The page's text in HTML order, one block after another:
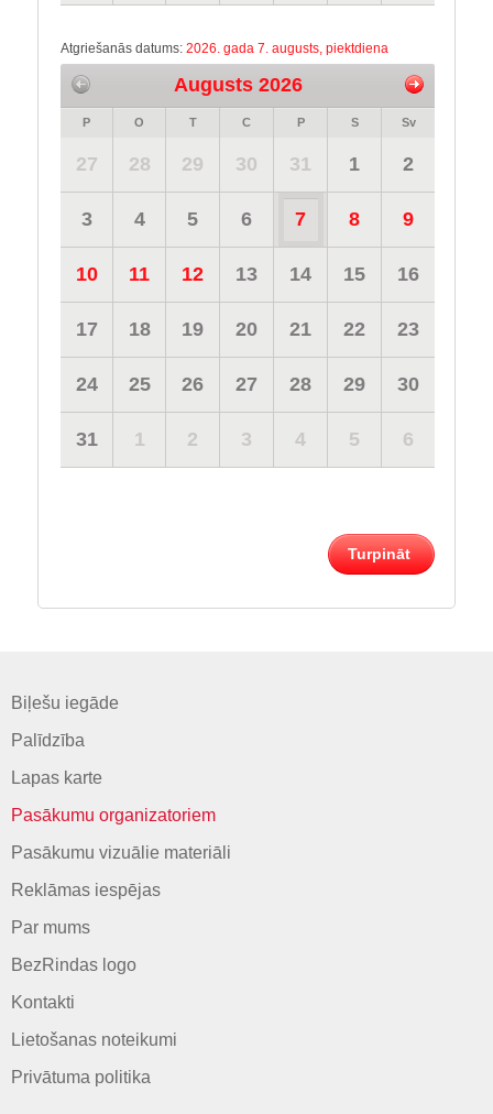
Atgriešanās datums: 2026. gada 7. augusts, piektdiena
Augusts 2026
P O T C P S Sv
27 28 29 30 31 1 2
3 4 5 6 7 8 9
10 11 12 13 14 15 16
17 18 19 20 21 22 23
24 25 26 27 28 29 30
31 1 2 3 4 5 6
Turpināt
Biļešu iegāde
Palīdzība
Lapas karte
Pasākumu organizatoriem
Pasākumu vizuālie materiāli
Reklāmas iespējas
Par mums
BezRindas logo
Kontakti
Lietošanas noteikumi
Privātuma politika